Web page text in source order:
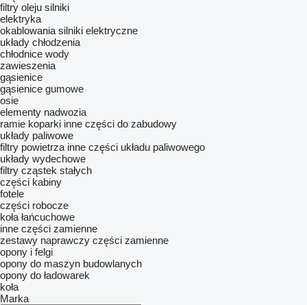
filtry oleju silniki
elektryka
okablowania silniki elektryczne
układy chłodzenia
chłodnice wody
zawieszenia
gąsienice
gąsienice gumowe
osie
elementy nadwozia
ramie koparki inne części do zabudowy
układy paliwowe
filtry powietrza inne części układu paliwowego
układy wydechowe
filtry cząstek stałych
części kabiny
fotele
części robocze
koła łańcuchowe
inne części zamienne
zestawy naprawczy części zamienne
opony i felgi
opony do maszyn budowlanych
opony do ładowarek
koła
Marka